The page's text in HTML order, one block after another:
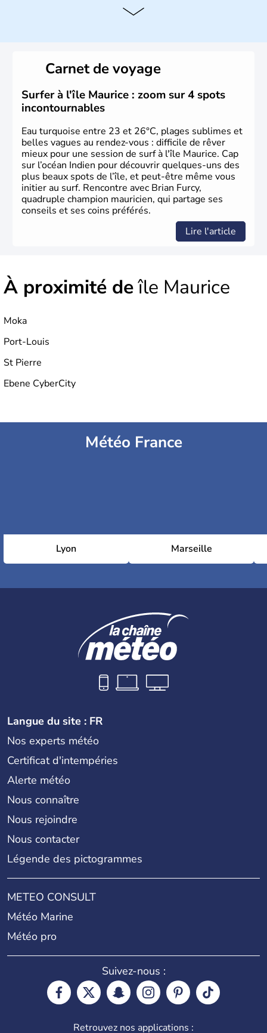
Le rhum et la bière font partie des traditions de l’
Maurice… qui aurait inspiréLewis Caroll
Carnet de voyage
Surfer à l'île Maurice : zoom sur 4 spots
incontournables
Eau turquoise entre 23 et 26°C, plages sublimes et
belles vagues au rendez-vous : difficile de rêver
mieux pour une session de surf à l'île Maurice. Cap
sur l’océan Indien pour découvrir quelques-uns des
plus beaux spots de l’île, et peut-être même vous
initier au surf. Rencontre avec Brian Furcy,
quadruple champion mauricien, qui partage ses
conseils et ses coins préférés.
Lire l'article
À proximité deîle Maurice
Moka
Port-Louis
St Pierre
Ebene CyberCity
Météo France
Lyon Marseille
Langue du site : FR
Nos experts météo
Certificat d'intempéries
Alerte météo
Nous connaître
Nous rejoindre
Nous contacter
Légende des pictogrammes
METEO CONSULT
Météo Marine
Météo pro
Suivez-nous :
Retrouvez nos applications :